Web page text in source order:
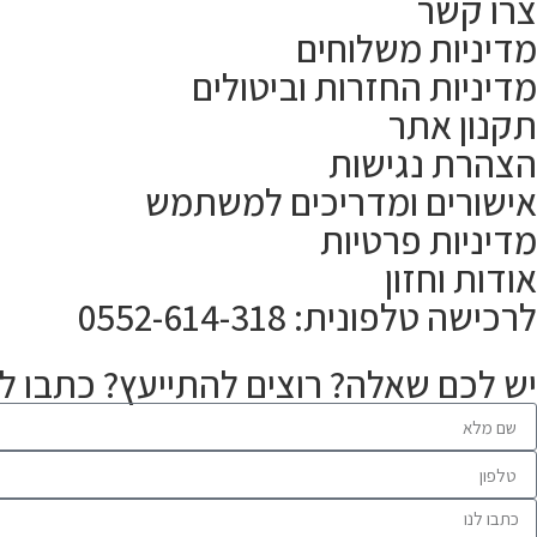
מדיניות משלוחים
מדיניות החזרות וביטולים
תקנון אתר
הצהרת נגישות
אישורים ומדריכים למשתמש
מדיניות פרטיות
אודות וחזון
לרכישה טלפונית: 0552-614-318
יש לכם שאלה? רוצים להתייעץ? כתבו